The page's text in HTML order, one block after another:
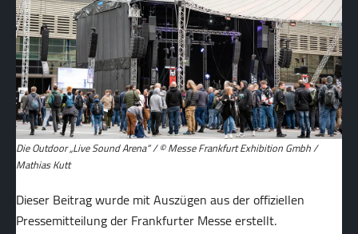
Die Outdoor „Live Sound Arena“ / © Messe Frankfurt Exhibition Gmbh /
Mathias Kutt
Dieser Beitrag wurde mit Auszügen aus der offiziellen
Pressemitteilung der Frankfurter Messe erstellt.